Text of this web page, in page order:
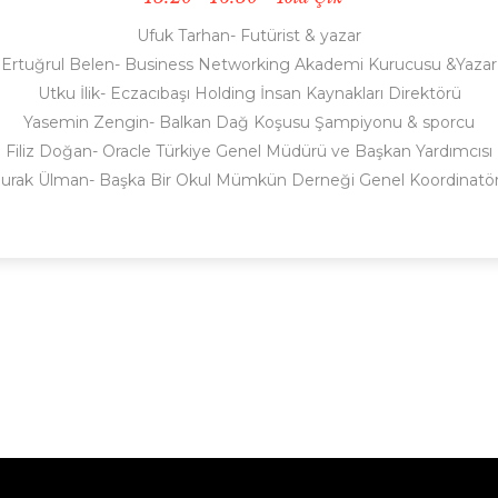
Ufuk Tarhan- Futürist & yazar
Ertuğrul Belen- Business Networking Akademi Kurucusu &Yazar
Utku İlik- Eczacıbaşı Holding İnsan Kaynakları Direktörü
Yasemin Zengin- Balkan Dağ Koşusu Şampiyonu & sporcu
Filiz Doğan- Oracle Türkiye Genel Müdürü ve Başkan Yardımcısı
Ülman- Başka Bir Okul Mümkün Derneği Genel